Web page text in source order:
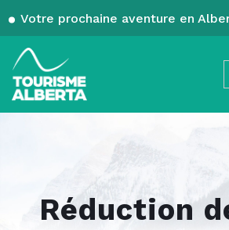
Votre prochaine aventure en
Réduction